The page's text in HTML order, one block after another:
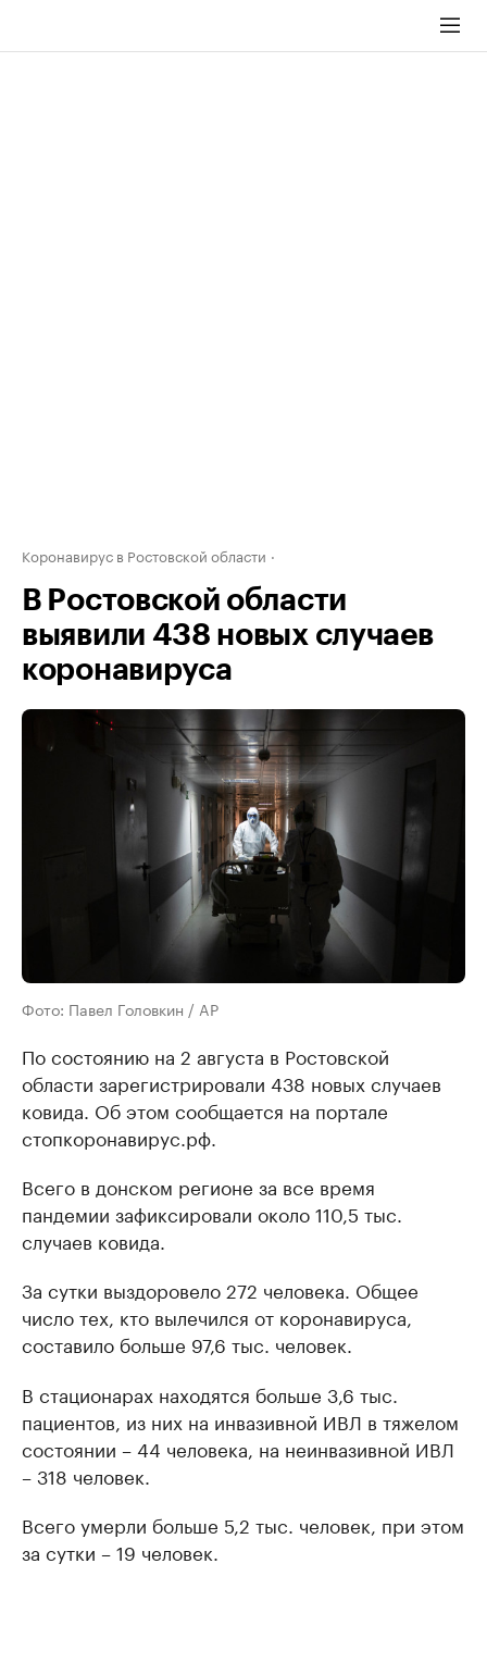
Коронавирус в Ростовской области
В Ростовской области
выявили 438 новых случаев
коронавируса
Фото: Павел Головкин / AP
По состоянию на 2 августа в Ростовской
области зарегистрировали 438 новых случаев
ковида. Об этом сообщается на портале
стопкоронавирус.рф.
Всего в донском регионе за все время
пандемии зафиксировали около 110,5 тыс.
случаев ковида.
За сутки выздоровело 272 человека. Общее
число тех, кто вылечился от коронавируса,
составило больше 97,6 тыс. человек.
В стационарах находятся больше 3,6 тыс.
пациентов, из них на инвазивной ИВЛ в тяжелом
состоянии – 44 человека, на неинвазивной ИВЛ
– 318 человек.
Всего умерли больше 5,2 тыс. человек, при этом
за сутки – 19 человек.